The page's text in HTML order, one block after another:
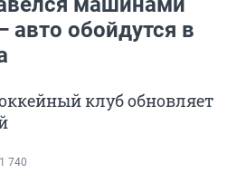
авто обойдутся в
клуб обновляет
740